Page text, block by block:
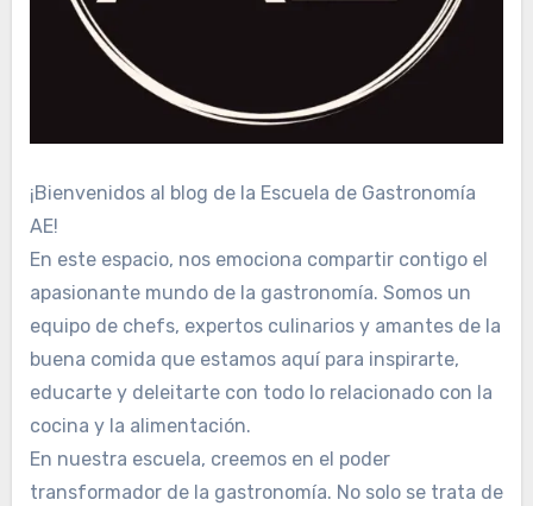
¡Bienvenidos al blog de la Escuela de Gastronomía
AE!
En este espacio, nos emociona compartir contigo el
apasionante mundo de la gastronomía. Somos un
equipo de chefs, expertos culinarios y amantes de la
buena comida que estamos aquí para inspirarte,
educarte y deleitarte con todo lo relacionado con la
cocina y la alimentación.
En nuestra escuela, creemos en el poder
transformador de la gastronomía. No solo se trata de